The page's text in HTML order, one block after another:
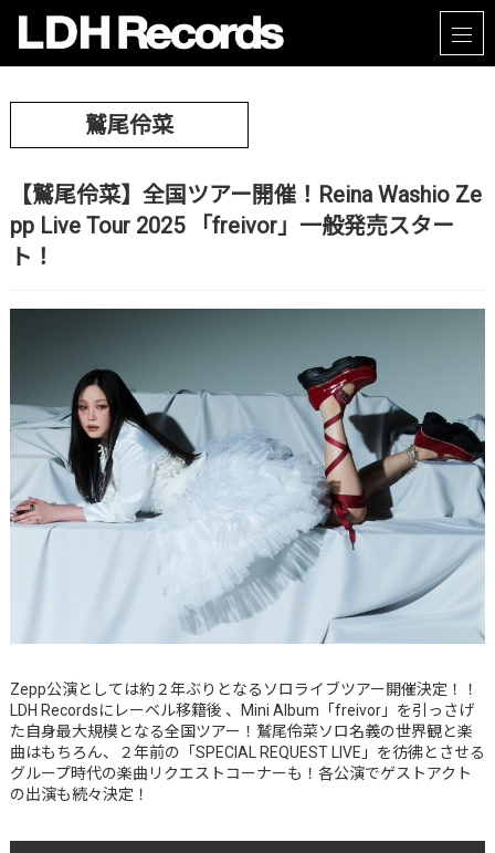
鷲尾伶菜
【鷲尾伶菜】全国ツアー開催！Reina Washio Ze
pp Live Tour 2025 「freivor」一般発売スター
ト！
Zepp公演としては約２年ぶりとなるソロライブツアー開催決定！！
LDH Recordsにレーベル移籍後 、Mini Album「freivor」を引っさげ
た自身最大規模となる全国ツアー！鷲尾伶菜ソロ名義の世界観と楽
曲はもちろん、２年前の「SPECIAL REQUEST LIVE」を彷彿とさせる
グループ時代の楽曲リクエストコーナーも！各公演でゲストアクト
の出演も続々決定！